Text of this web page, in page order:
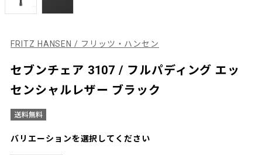
FRITZ HANSEN / フリッツ・ハンセン
セブンチェア 3107 / フルパディング エッ
センシャルレザー ブラック
バリエーションを選択してください